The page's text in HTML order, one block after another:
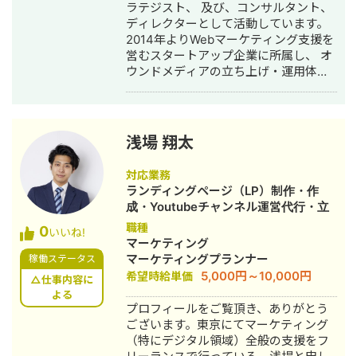
ラテジスト、 及び、コンサルタント、
ディレクターとして活動しています。
2014年よりWebマーケティング支援を
営むスタートアップ企業に所属し、 オ
ウンドメディアの立ち上げ・運用体制
の戦略設計から、下流工程の実務領域
まで対応可能です。 主に「これまでマ
ーケティングに取り組んだことがなか
ったがゼロから施策を立ち上げたい」
「現在のマーケティング施策の運用体
制を変えて効率化したい」といったご
要望にお応えしております。
0いいね!
稼働ステータス
△仕事内容に
よる
浅場 翔太
対応業務
ランディングページ（LP）制作・作
成・Youtubeチャンネル運営代行・立
ち上げ・ECサイト構築・ネットショッ
プ作成代行・SEO対策・新規事業立
上・SNS運用代行・ホームページ制
作・作成・リスティング広告運用代
行・動画制作・動画編集
職種
マーケティング
マーケティングプランナー
希望時給単価 5,000円～10,000円
プロフィールをご覧頂き、ありがとう
ございます。東京にてマーケティング
（特にデジタル領域）全般の支援をフ